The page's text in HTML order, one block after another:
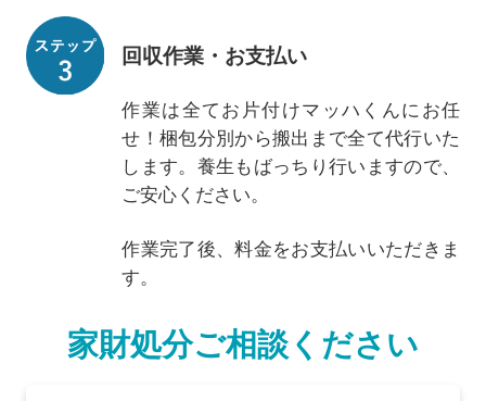
回収作業・お支払い
作業は全てお片付けマッハくんにお任
せ！梱包分別から搬出まで全て代行いた
します。養生もばっちり行いますので、
ご安心ください。
作業完了後、料金をお支払いいただきま
す。
家財処分ご相談ください